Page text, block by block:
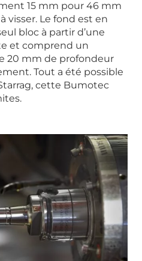
15 mm pour 46 mm
visser. Le fond est en
bloc à partir d’une
et comprend un
20 mm de profondeur
Tout a été possible
cette Bumotec